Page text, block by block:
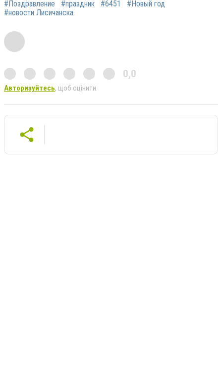
#Поздравление #праздник #6451
#Новый год
#новости Лисичанска
0,0
Авторизуйтесь, щоб оцінити